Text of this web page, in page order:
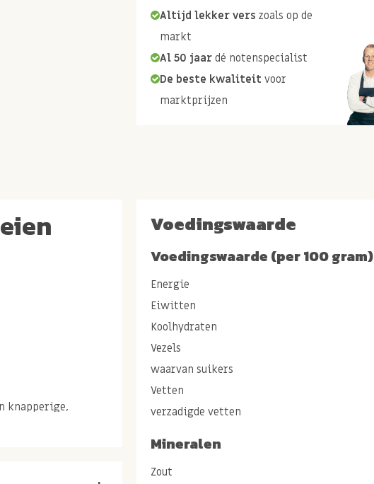
Altijd lekker vers zoals op de
markt
Al 50 jaar dé notenspecialist
De beste kwaliteit voor
marktprijzen
knapperige,
Voedingswaarde
Voedingswaarde (per 100 gram)
Energie
Eiwitten
Koolhydraten
Vezels
waarvan suikers
Vetten
verzadigde vetten
Mineralen
Zout